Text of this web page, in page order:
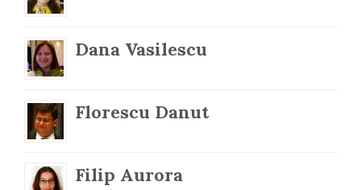
Dana Vasilescu
Florescu Danut
Filip Aurora